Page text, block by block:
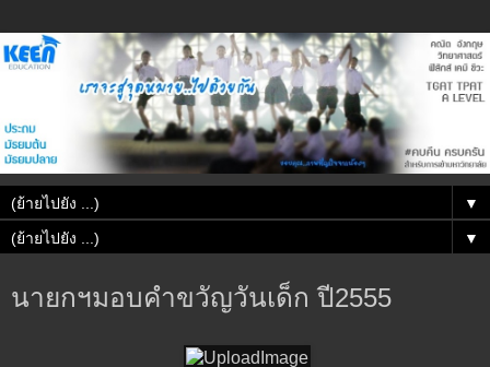
▼
▼
นายกฯมอบคำขวัญวันเด็ก ปี2555